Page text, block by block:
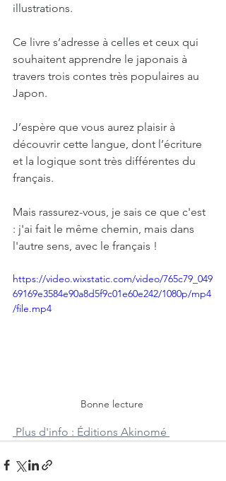
illustrations.
Ce livre s’adresse à celles et ceux qui
souhaitent apprendre le japonais à
travers trois contes très populaires au
Japon.
J’espère que vous aurez plaisir à
découvrir cette langue, dont l’écriture
et la logique sont très différentes du
français.
Mais rassurez-vous, je sais ce que c'est
: j'ai fait le même chemin, mais dans
l'autre sens, avec le français !
https://video.wixstatic.com/video/765c79_049
69169e3584e90a8d5f9c01e60e242/1080p/mp4
/file.mp4
Bonne lecture
Plus d'info : Éditions Akinomé